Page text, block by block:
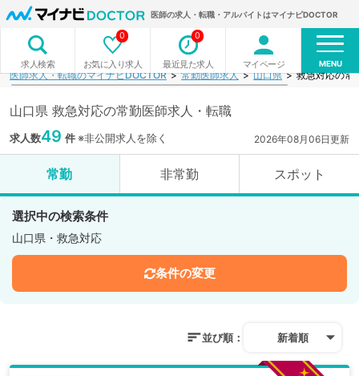
医師の求人・転職・アルバイトはマイナビDOCTOR
求人検索 お気に入り求人
0
最近見た求人
0
マイページ MENU
医師求人・転職のマイナビDOCTOR 常勤医師求人 山口県 救急対応の常
山口県 救急対応の常勤医師求人・転職
求人数49 件※非公開求人を除く 2026年08月06日更新
常勤 非常勤 スポット
選択中の検索条件
山口県・救急対応
条件の変更
並び順： 新着順